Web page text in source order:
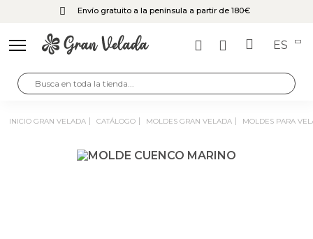
Envío gratuito a la península a partir de 180€
ES
INICIO GRAN VELADA CATÁLOGO MOLDES GRAN VELADA MOLDES PARA